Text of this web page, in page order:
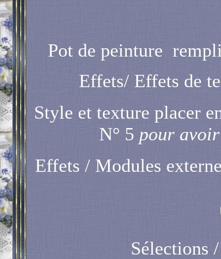
Pot de peinture
Effets/ Effets de
Style et texture placer
N° 5 pour
Effets / Modules
Sélections